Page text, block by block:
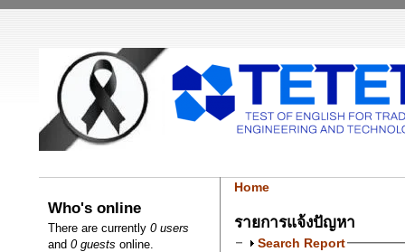
Who's online
There are currently0 users
and0 guests online.
Home
รายการแจ้งปัญหา
Search Report